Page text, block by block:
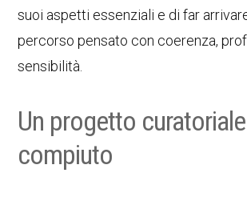
suoi aspetti essenziali e di far
percorso pensato con coerenza,
sensibilità.
Un progetto
compiuto